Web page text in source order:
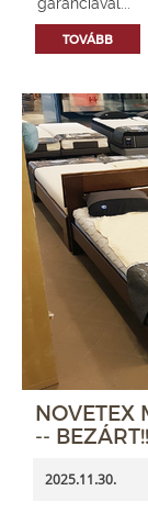
TOVÁBB
--
2025.11.30.